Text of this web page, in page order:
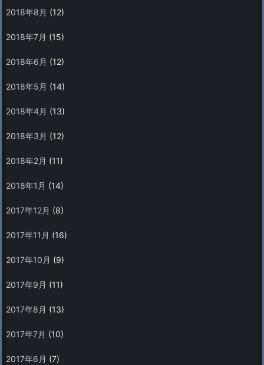
2018年8月 (12)
2018年7月 (15)
2018年6月 (12)
2018年5月 (14)
2018年4月 (13)
2018年3月 (12)
2018年2月 (11)
2018年1月 (14)
2017年12月 (8)
2017年11月 (16)
2017年10月 (9)
2017年9月 (11)
2017年8月 (13)
2017年7月 (10)
2017年6月 (7)